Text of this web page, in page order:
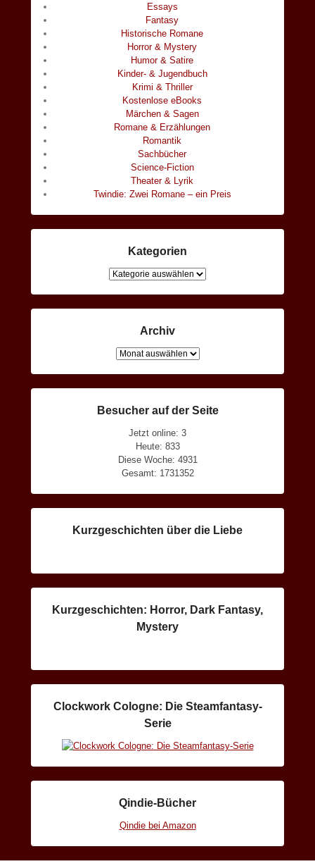
Essays
Fantasy
Historische Romane
Horror & Mystery
Humor & Satire
Kinder- & Jugendbuch
Krimi & Thriller
Kostenlose eBooks
Märchen & Sagen
Romane & Erzählungen
Romantik
Sachbücher
Science-Fiction
Theater & Lyrik
Twindie: Zwei Romane – ein Preis
Kategorien
Kategorien
Archiv
Archiv
Besucher auf der Seite
Jetzt online: 3
Heute: 833
Diese Woche: 4931
Gesamt: 1731352
Kurzgeschichten über die Liebe
Kurzgeschichten: Horror, Dark Fantasy,
Mystery
Clockwork Cologne: Die Steamfantasy-
Serie
Qindie-Bücher
Qindie bei Amazon